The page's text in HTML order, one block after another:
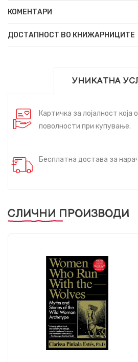
КОМЕНТАРИ
ДОСТАПНОСТ ВО КНИЖАРНИЦИТЕ
УНИКАТНА
Картичка за лојалност
поволности при купување.
Бесплатна достава за
СЛИЧНИ ПРОИЗВОДИ